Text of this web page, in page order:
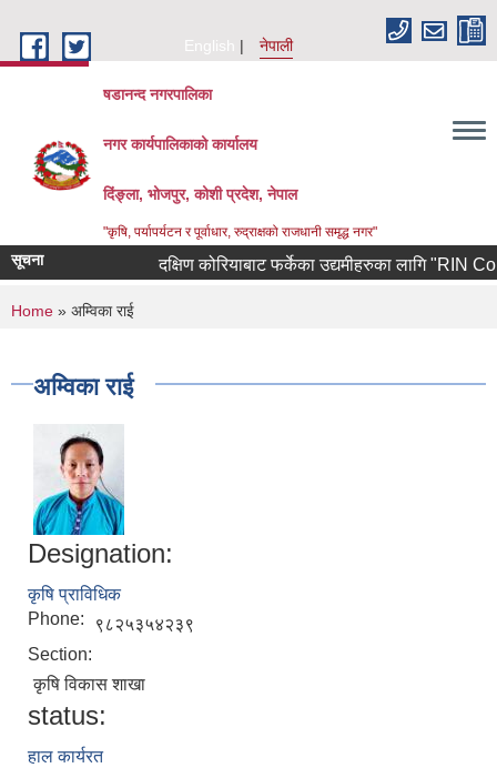
English
नेपाली
षडानन्द नगरपालिका
नगर कार्यपालिकाको कार्यालय
दिंङ्ला, भोजपुर, कोशी प्रदेश, नेपाल
"कृषि, पर्यापर्यटन र पूर्वाधार, रुद्राक्षको राजधानी समृद्ध नगर"
सूचना दक्षिण कोरियाबाट फर्केका उद्यमीहरुका लागि "RIN
You are here
Home » अम्विका राई
अम्विका राई
Designation:
कृषि प्राविधिक
Phone:
९८२५३५४२३९
Section:
कृषि विकास शाखा
status:
हाल कार्यरत